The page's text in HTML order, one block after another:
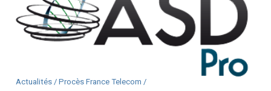
Actualités /Procès France Telecom /